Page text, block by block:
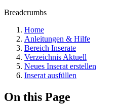
Breadcrumbs
Home
Anleitungen & Hilfe
Bereich Inserate
Verzeichnis Aktuell
Neues Inserat erstellen
Inserat ausfüllen
On this Page